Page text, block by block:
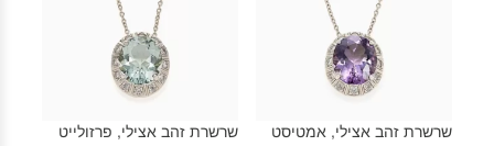
שרשרת זהב אצילי, אמטיסט
שרשרת זהב אצילי, פרזולייט